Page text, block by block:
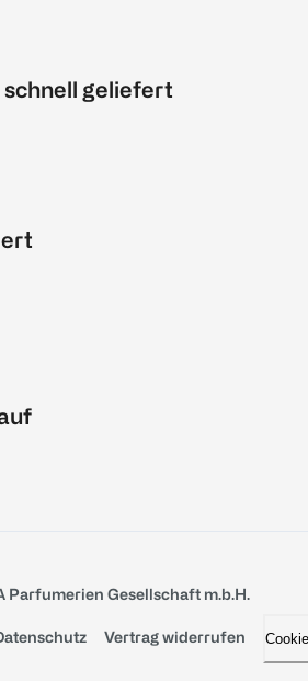
geliefert
Parfumerien Gesellschaft m.b.H.
Vertrag widerrufen